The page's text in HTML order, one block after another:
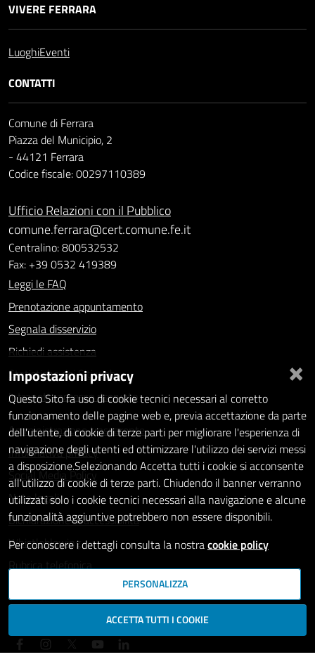
VIVERE FERRARA
LuoghiEventi
CONTATTI
Comune di Ferrara
Piazza del Municipio, 2
- 44121 Ferrara
Codice fiscale: 00297110389
Ufficio Relazioni con il Pubblico
comune.ferrara@cert.comune.fe.it
Centralino: 800532532
Fax: +39 0532 419389
Leggi le FAQ
Prenotazione appuntamento
Segnala disservizio
Richiedi assistenza
Statistiche dei Siti web
Intranet - accesso riservato
Amministrazione trasparente
Informativa privacy
Social Media Policy
Note legali
Dichiarazione di accessibilità
Whistleblowing
Rubrica telefonica
SEGUICI SU
×
Impostazioni privacy
Questo Sito fa uso di cookie tecnici necessari al corretto
funzionamento delle pagine web e, previa accettazione da parte
dell'utente, di cookie di terze parti per migliorare l'esperienza di
navigazione degli utenti ed ottimizzare l'utilizzo dei servizi messi
a disposizione.Selezionando Accetta tutti i cookie si acconsente
all'utilizzo di cookie di terze parti. Chiudendo il banner verranno
utilizzati solo i cookie tecnici necessari alla navigazione e alcune
funzionalità aggiuntive potrebbero non essere disponibili.
Per conoscere i dettagli consulta la nostracookie policy
PERSONALIZZA
ACCETTA TUTTI I COOKIE